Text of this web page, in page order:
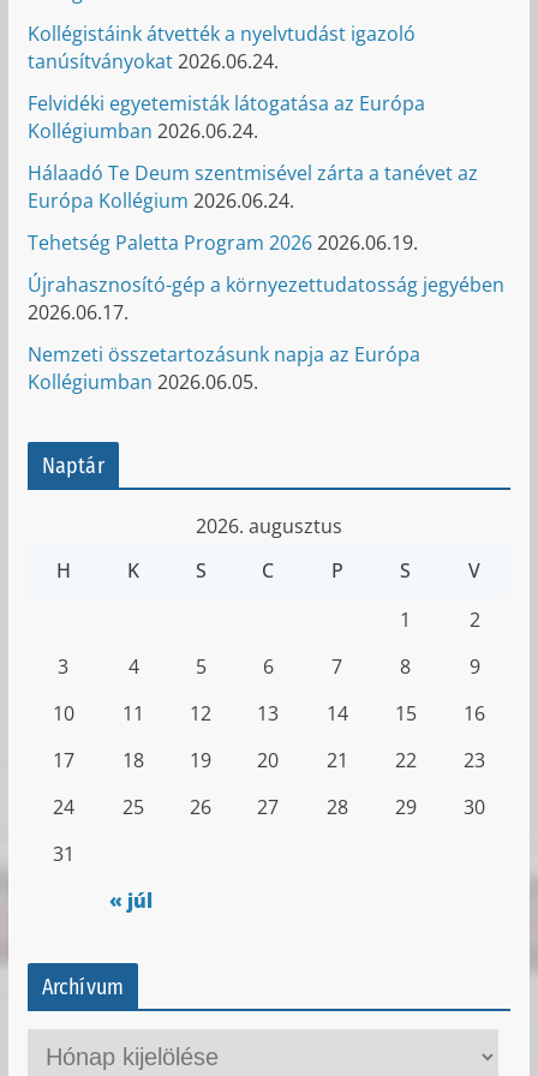
Kollégistáink átvették a nyelvtudást igazoló
tanúsítványokat2026.06.24.
Felvidéki egyetemisták látogatása az Európa
Kollégiumban 2026.06.24.
Hálaadó Te Deum szentmisével zárta a tanévet az
Európa Kollégium 2026.06.24.
Tehetség Paletta Program 20262026.06.19.
Újrahasznosító-gép a környezettudatosság jegyében
2026.06.17.
Nemzeti összetartozásunk napja az Európa
Kollégiumban 2026.06.05.
Naptár
2026. augusztus
H
K S C P S V
« júl
1
2
3
4 5 6 7 8
9
10
11 12 13 14 15
16
17
18 19 20 21 22
23
24
25 26 27 28 29
30
31
Archívum